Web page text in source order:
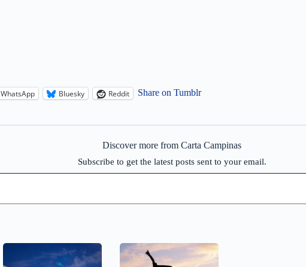
WhatsApp Bluesky Reddit Share on Tumblr
Discover more from Carta Campinas
Subscribe to get the latest posts sent to your email.